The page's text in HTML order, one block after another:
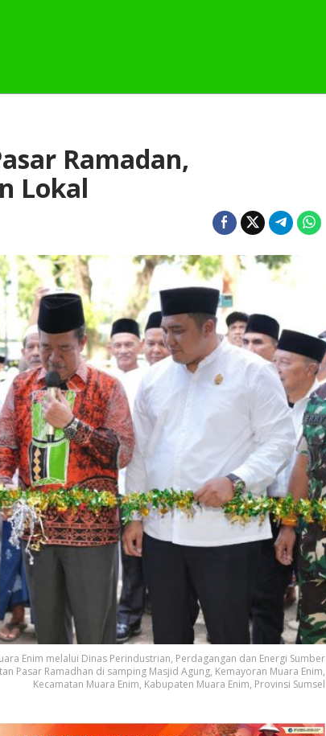
Ramadan,
Lokal
Enim melalui Dinas Perindustrian, Perdagangan dan Energi Sumber
Pasar Ramadhan di samping Masjid Agung, Kemayoran Muara Enim,
Kecamatan Muara Enim, Kabupaten Muara Enim, Provinsi Sumsel